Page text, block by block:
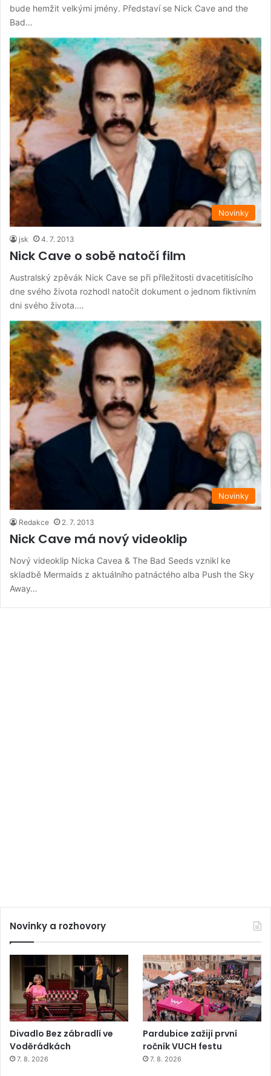
bude hemžit velkými jmény. Představí se Nick Cave and the
Bad…
Novinky
jsk 4. 7. 2013
Nick Cave o sobě natočí film
Australský zpěvák Nick Cave se při příležitosti dvacetitisícího
dne svého života rozhodl natočit dokument o jednom fiktivním
dni svého života.…
Novinky
Redakce 2. 7. 2013
Nick Cave má nový videoklip
Nový videoklip Nicka Cavea & The Bad Seeds vznikl ke
skladbě Mermaids z aktuálního patnáctého alba Push the Sky
Away…
Novinky a rozhovory
Divadlo Bez zábradlí ve
Voděrádkách
7. 8. 2026
Pardubice zažijí první
ročník VUCH festu
7. 8. 2026